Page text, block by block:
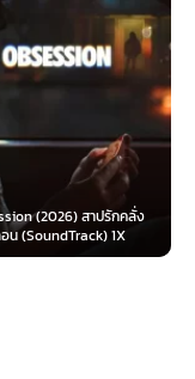
สาปรักคลั่ง
1X
Survive